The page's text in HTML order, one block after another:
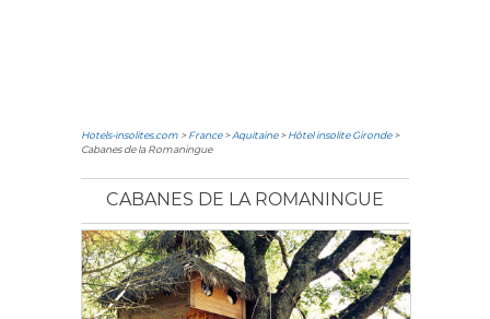
Hotels-insolites.com >France>Aquitaine>Hôtel insolite Gironde>
Cabanes de la Romaningue
CABANES DE LA ROMANINGUE